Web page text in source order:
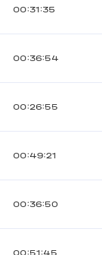
00:31:35
00:36:54
00:26:55
00:49:21
00:36:50
00:51:45